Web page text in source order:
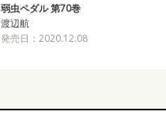
弱虫ペダル 第70巻
渡辺航
発売日：2020.12.08